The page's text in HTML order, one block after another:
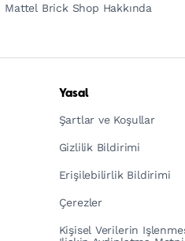
Mattel Brick Shop Hakkında
Yasal
Şartlar ve Koşullar
Gizlilik Bildirimi
Erişilebilirlik Bildirimi
Çerezler
Kişisel Verilerin